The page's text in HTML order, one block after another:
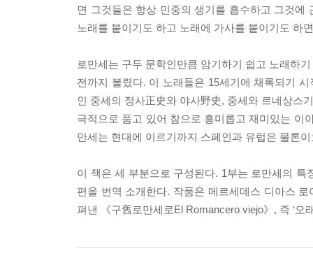
면 그것들은 항상 민중의 생기를 흡수하고 그것에
노래를 붙이기도 하고 노래에 가사를 붙이기도 하
로만세는 구두 문학인만큼 암기하기 쉽고 노래하
전까지 불렸다. 이 노래들은 15세기에 채록되기
인 중세의 정사正史와 야사野史, 중세와 르네상스
극적으로 품고 있어 참으로 흥미롭고 재미있는 이
만세는 현대에 이르기까지 스페인과 유럽은 물론
이 책은 세 부분으로 구성된다. 1부는 로만세의 특
편을 번역 소개한다. 작품은 메르세데스 디아스
펴낸 《구舊로만세로El Romancero viejo》, 즉 ‘오